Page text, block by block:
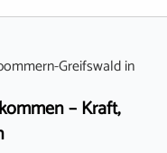
Greifswaldin
– Kraft,